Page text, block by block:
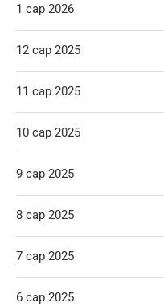
1 сар 2026
12 сар 2025
11 сар 2025
10 сар 2025
9 сар 2025
8 сар 2025
7 сар 2025
6 сар 2025